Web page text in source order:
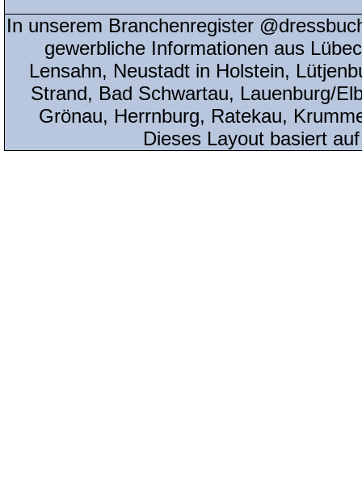
In unserem Branchenregister
gewerbliche Informationen aus
Lensahn, Neustadt in Holstein,
Strand, Bad Schwartau, Lauenburg/
Grönau, Herrnburg, Ratekau,
Dieses Layout basiert